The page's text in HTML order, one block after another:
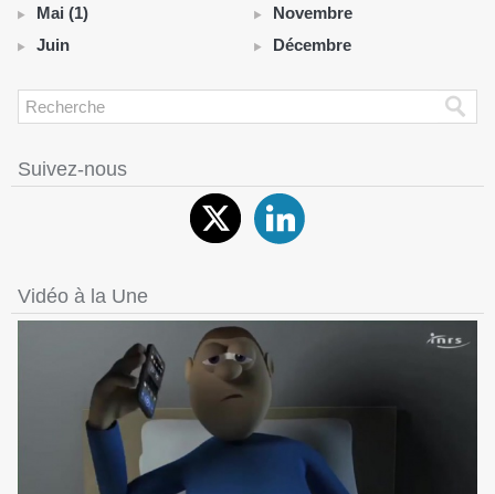
Mai (1)
Juin
Novembre
Décembre
Suivez-nous
Vidéo à la Une